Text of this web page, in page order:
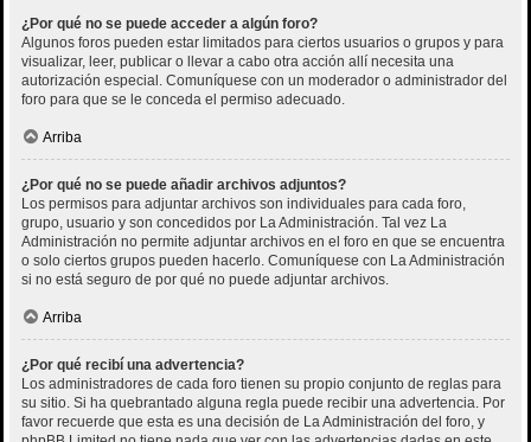
¿Por qué no se puede acceder a algún foro?
Algunos foros pueden estar limitados para ciertos usuarios o grupos y para
visualizar, leer, publicar o llevar a cabo otra acción allí necesita una
autorización especial. Comuníquese con un moderador o administrador del
foro para que se le conceda el permiso adecuado.
Arriba
¿Por qué no se puede añadir archivos adjuntos?
Los permisos para adjuntar archivos son individuales para cada foro,
grupo, usuario y son concedidos por La Administración. Tal vez La
Administración no permite adjuntar archivos en el foro en que se encuentra
o solo ciertos grupos pueden hacerlo. Comuníquese con La Administración
si no está seguro de por qué no puede adjuntar archivos.
Arriba
¿Por qué recibí una advertencia?
Los administradores de cada foro tienen su propio conjunto de reglas para
su sitio. Si ha quebrantado alguna regla puede recibir una advertencia. Por
favor recuerde que esta es una decisión de La Administración del foro, y